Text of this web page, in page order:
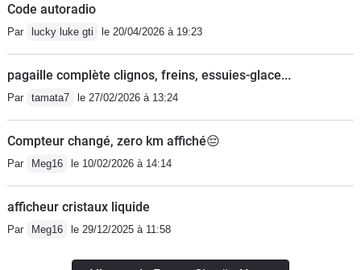
Code autoradio
Par lucky luke gti le 20/04/2026 à 19:23
pagaille complète clignos, freins, essuies-glace...
Par tamata7 le 27/02/2026 à 13:24
Compteur changé, zero km affiché😔
Par Meg16 le 10/02/2026 à 14:14
afficheur cristaux liquide
Par Meg16 le 29/12/2025 à 11:58